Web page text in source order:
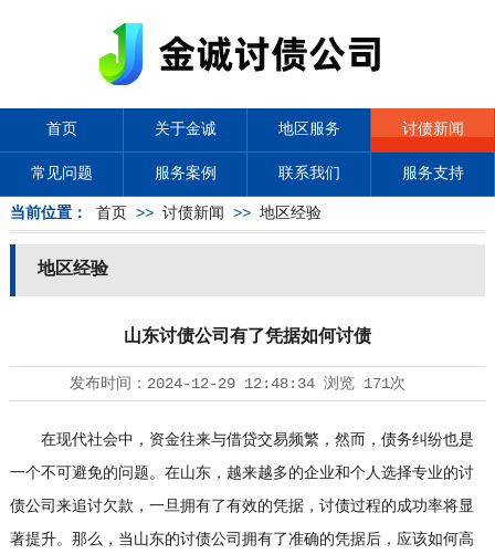
首页 关于金诚 地区服务 讨债新闻
常见问题 服务案例 联系我们 服务支持
当前位置： 首页 >> 讨债新闻 >> 地区经验
地区经验
山东讨债公司有了凭据如何讨债
发布时间： 2024-12-29 12:48:34浏览 171次
在现代社会中，资金往来与借贷交易频繁，然而，债务纠纷也是
一个不可避免的问题。在山东，越来越多的企业和个人选择专业的讨
债公司 来追讨欠款，一旦拥有了有效的凭据，讨债过程的成功率将显
著提升。那么，当山东的讨债公司拥有了准确的凭据后，应该如何高